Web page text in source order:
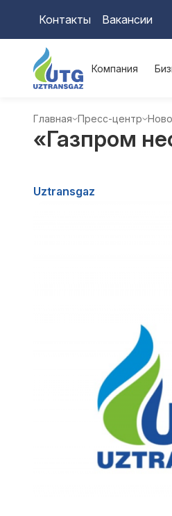
Контакты Вакансии
Компания
Главная Пресс-центр
«Газпром
Uztransgaz